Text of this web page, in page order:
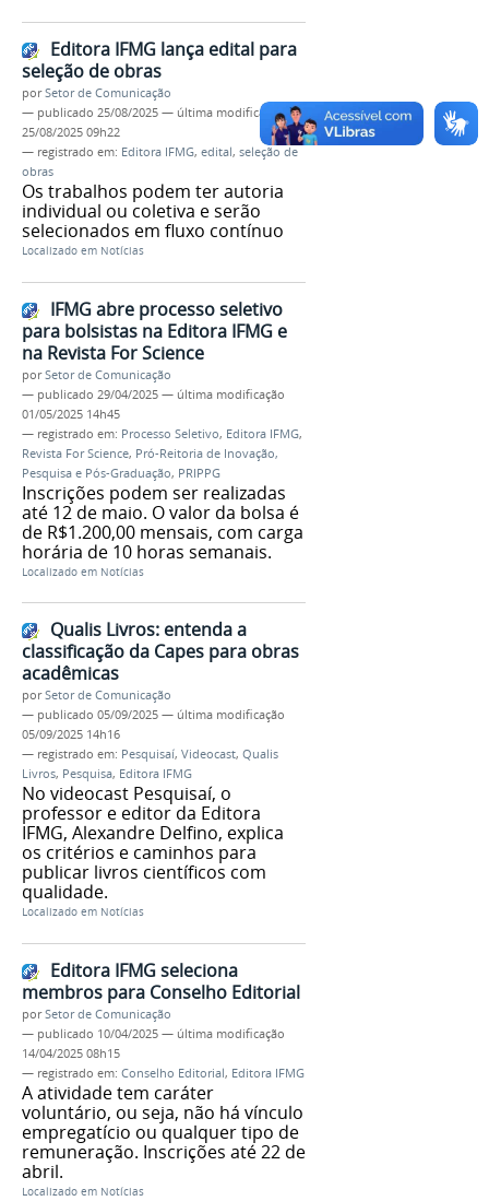
Editora IFMG lança edital para
seleção de obras
porSetor de Comunicação
— publicado 25/08/2025 — última modificação
25/08/2025 09h22
— registrado em: Editora IFMG, edital, seleção de
obras
Os trabalhos podem ter autoria
individual ou coletiva e serão
selecionados em fluxo contínuo
Localizado em Notícias
IFMG abre processo seletivo
para bolsistas na Editora IFMG e
na Revista For Science
porSetor de Comunicação
— publicado 29/04/2025 — última modificação
01/05/2025 14h45
— registrado em: Processo Seletivo, Editora IFMG,
Revista For Science, Pró-Reitoria de Inovação,
Pesquisa e Pós-Graduação, PRIPPG
Inscrições podem ser realizadas
até 12 de maio. O valor da bolsa é
de R$1.200,00 mensais, com carga
horária de 10 horas semanais.
Localizado em Notícias
Qualis Livros: entenda a
classificação da Capes para obras
acadêmicas
porSetor de Comunicação
— publicado 05/09/2025 — última modificação
05/09/2025 14h16
— registrado em: Pesquisaí, Videocast, Qualis
Livros, Pesquisa, Editora IFMG
No videocast Pesquisaí, o
professor e editor da Editora
IFMG, Alexandre Delfino, explica
os critérios e caminhos para
publicar livros científicos com
qualidade.
Localizado em Notícias
Editora IFMG seleciona
membros para Conselho Editorial
porSetor de Comunicação
— publicado 10/04/2025 — última modificação
14/04/2025 08h15
— registrado em: Conselho Editorial, Editora IFMG
A atividade tem caráter
voluntário, ou seja, não há vínculo
empregatício ou qualquer tipo de
remuneração. Inscrições até 22 de
abril.
Localizado em Notícias